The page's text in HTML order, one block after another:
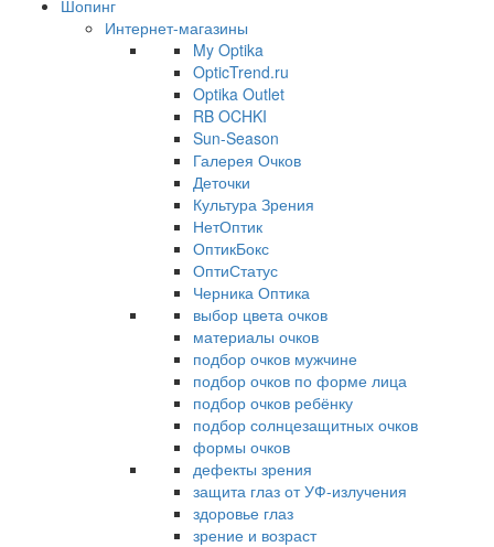
Шопинг
Интернет-магазины
My Optika
OpticTrend.ru
Optika Outlet
RB OCHKI
Sun-Season
Галерея Очков
Деточки
Культура Зрения
НетОптик
ОптикБокс
ОптиСтатус
Черника Оптика
выбор цвета очков
материалы очков
подбор очков мужчине
подбор очков по форме лица
подбор очков ребёнку
подбор солнцезащитных очков
формы очков
дефекты зрения
защита глаз от УФ-излучения
здоровье глаз
зрение и возраст